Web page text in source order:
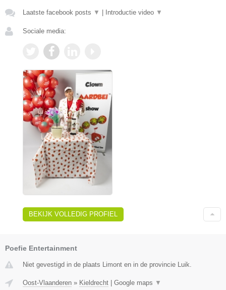
Laatste facebook posts ▼ Introductie video ▼
Sociale media:
BEKIJK VOLLEDIG PROFIEL
Poefie Entertainment
Niet gevestigd in de plaats Limont en in de provincie Luik.
Oost-Vlaanderen » Kieldrecht Google maps ▼